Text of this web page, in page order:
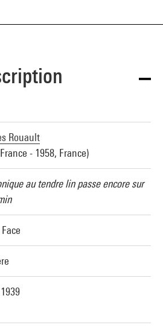
Rouault
- 1958, France)
au tendre lin passe encore sur